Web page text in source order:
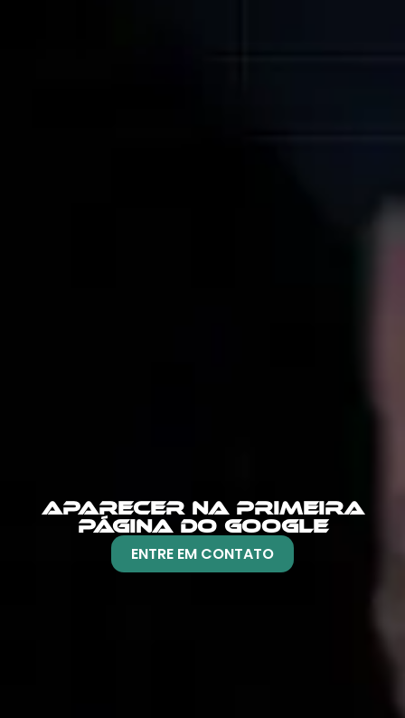
APARECER NA PRIMEIRA
PÁGINA DO GOOGLE
ENTRE EM CONTATO